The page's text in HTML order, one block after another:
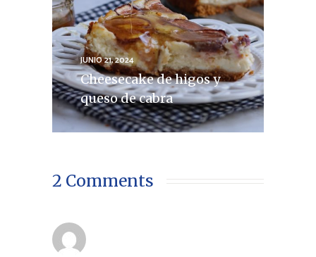
JUNIO 21, 2024
Cheesecake de higos y
queso de cabra
2 Comments